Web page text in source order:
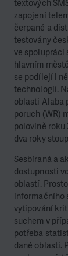
textových
zapojení
čerpané a
testovány
ve spolupráci
hlavním
se podílejí i
technologií.
oblasti Alaba
poruch (WR)
polovině roku
dva roky
Sesbíraná a
dostupnosti
oblastí.
informačního
vytipování
suchem v
potřeba
dané oblasti.